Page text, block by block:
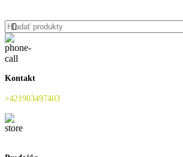
Kontakt
+421903497403